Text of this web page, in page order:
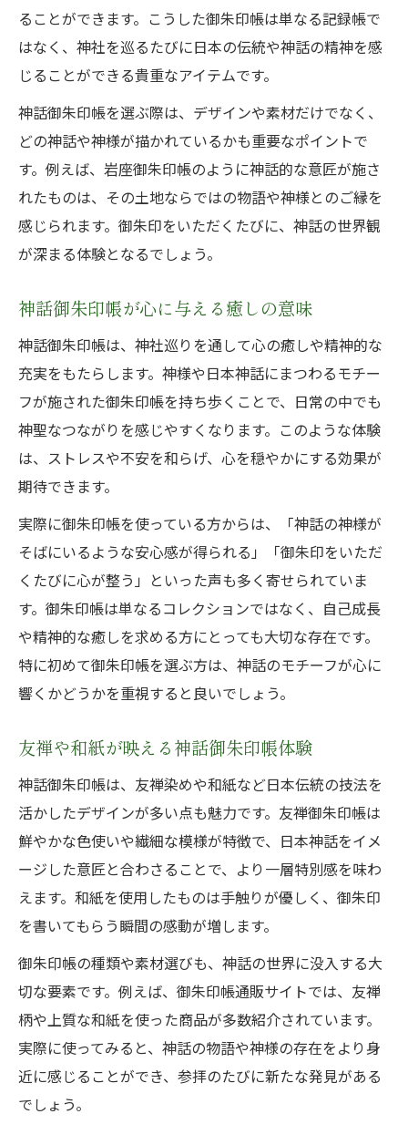
ることができます。こうした御朱印帳は単なる記録帳で
はなく、神社を巡るたびに日本の伝統や神話の精神を感
じることができる貴重なアイテムです。
神話御朱印帳を選ぶ際は、デザインや素材だけでなく、
どの神話や神様が描かれているかも重要なポイントで
す。例えば、岩座御朱印帳のように神話的な意匠が施さ
れたものは、その土地ならではの物語や神様とのご縁を
感じられます。御朱印をいただくたびに、神話の世界観
が深まる体験となるでしょう。
神話御朱印帳が心に与える癒しの意味
神話御朱印帳は、神社巡りを通して心の癒しや精神的な
充実をもたらします。神様や日本神話にまつわるモチー
フが施された御朱印帳を持ち歩くことで、日常の中でも
神聖なつながりを感じやすくなります。このような体験
は、ストレスや不安を和らげ、心を穏やかにする効果が
期待できます。
実際に御朱印帳を使っている方からは、「神話の神様が
そばにいるような安心感が得られる」「御朱印をいただ
くたびに心が整う」といった声も多く寄せられていま
す。御朱印帳は単なるコレクションではなく、自己成長
や精神的な癒しを求める方にとっても大切な存在です。
特に初めて御朱印帳を選ぶ方は、神話のモチーフが心に
響くかどうかを重視すると良いでしょう。
友禅や和紙が映える神話御朱印帳体験
神話御朱印帳は、友禅染めや和紙など日本伝統の技法を
活かしたデザインが多い点も魅力です。友禅御朱印帳は
鮮やかな色使いや繊細な模様が特徴で、日本神話をイメ
ージした意匠と合わさることで、より一層特別感を味わ
えます。和紙を使用したものは手触りが優しく、御朱印
を書いてもらう瞬間の感動が増します。
御朱印帳の種類や素材選びも、神話の世界に没入する大
切な要素です。例えば、御朱印帳通販サイトでは、友禅
柄や上質な和紙を使った商品が多数紹介されています。
実際に使ってみると、神話の物語や神様の存在をより身
近に感じることができ、参拝のたびに新たな発見がある
でしょう。